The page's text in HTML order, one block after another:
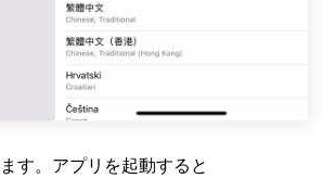
す。アプリを起動すると